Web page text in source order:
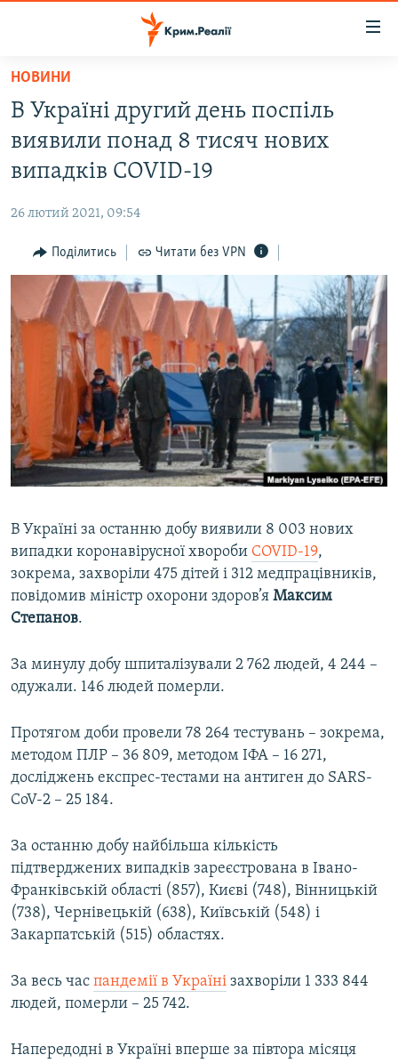
Перейти
основного
матеріалу
до
основної
Перейти
до
пошуку
ВОДА.КРИМ
ВІДЕО ТА ФОТО
БЛОГИ
ПОГЛЯД
ІНТЕРВ'Ю
ВСЕ ЗА ДЕНЬ
СПЕЦПРОЕКТИ
ДЕПОРТАЦІЯ
ВІДЕОУРОКИ «ELIFBE»
СВІДЧЕННЯ ОКУПАЦІЇ
УКРАЇНСЬКА ПРОБЛЕМА КРИМУ
ЯК ОБІЙТИ БЛОКУВАННЯ
Русский
Qırımtatar
Усі сайти RFE/RL
НОВИНИ
В Україні другий день поспіль
виявили понад 8 тисяч нових
випадків COVID-19
26 лютий 2021, 09:54
Поділитись Читати без VPN
В Україні за останню добу виявили 8 003 нових
випадки коронавірусної хвороби COVID-19,
зокрема, захворіли 475 дітей і 312 медпрацівників,
повідомив міністр охорони здоров’я Максим
Степанов.
За минулу добу шпиталізували 2 762 людей, 4 244 –
одужали. 146 людей померли.
Протягом доби провели 78 264 тестувань – зокрема,
методом ПЛР – 36 809, методом ІФА – 16 271,
досліджень експрес-тестами на антиген до SARS-
CoV-2 – 25 184.
За останню добу найбільша кількість
підтверджених випадків зареєстрована в Івано-
Франківській області (857), Києві (748), Вінницькій
(738), Чернівецькій (638), Київській (548) і
Закарпатській (515) областях.
За весь час пандемії в Україні захворіли 1 333 844
людей, померли – 25 742.
Напередодні в Україні вперше за півтора місяця